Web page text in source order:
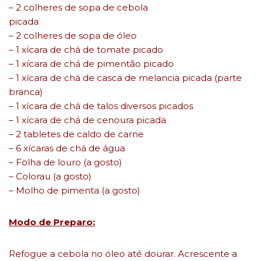
– 2 colheres de sopa de cebola
picada
– 2 colheres de sopa de óleo
– 1 xícara de chá de tomate picado
– 1 xícara de chá de pimentão picado
– 1 xícara de chá de casca de melancia picada (parte
branca)
– 1 xícara de chá de talos diversos picados
– 1 xícara de chá de cenoura picada
– 2 tabletes de caldo de carne
– 6 xícaras de chá de água
– Folha de louro (a gosto)
– Colorau (a gosto)
– Molho de pimenta (a gosto)
Modo de Preparo:
Refogue a cebola no óleo até dourar. Acrescente a